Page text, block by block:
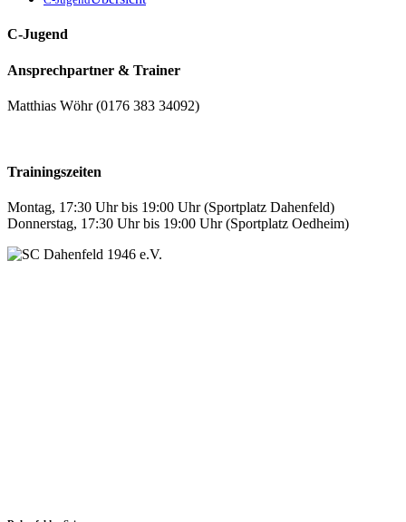
C-Jugend
Ansprechpartner & Trainer
Matthias Wöhr (0176 383 34092)
Trainingszeiten
Montag, 17:30 Uhr bis 19:00 Uhr (Sportplatz Dahenfeld)
Donnerstag, 17:30 Uhr bis 19:00 Uhr (Sportplatz Oedheim)